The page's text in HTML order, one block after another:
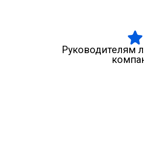
Руководителям